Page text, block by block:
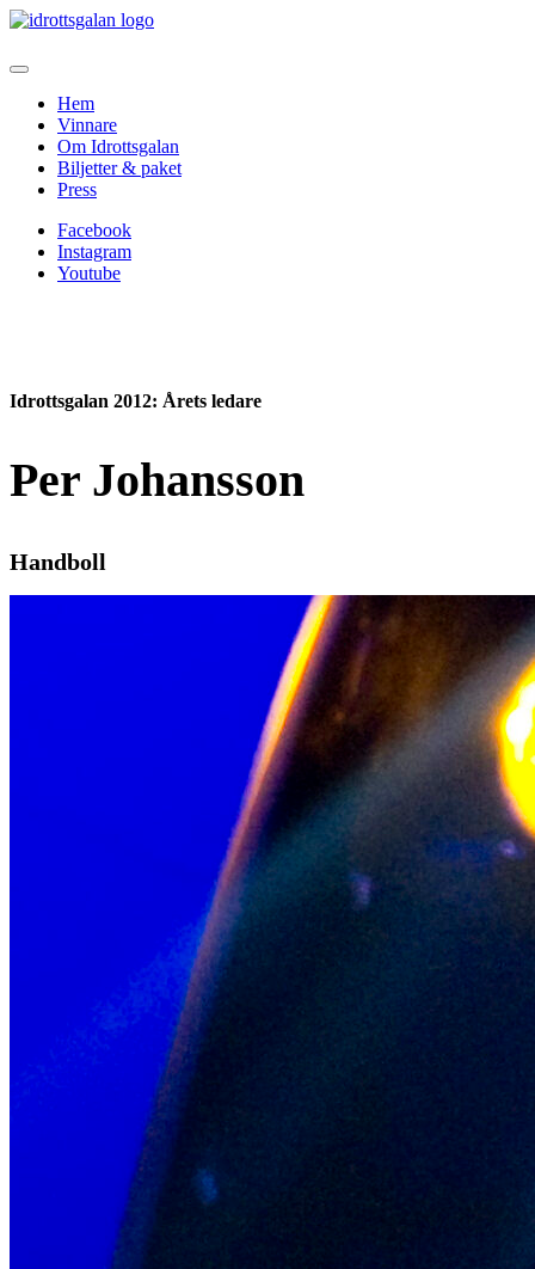
Hem
Vinnare
Om Idrottsgalan
Biljetter & paket
Press
Facebook
Instagram
Youtube
Idrottsgalan 2012: Årets ledare
Per Johansson
Handboll